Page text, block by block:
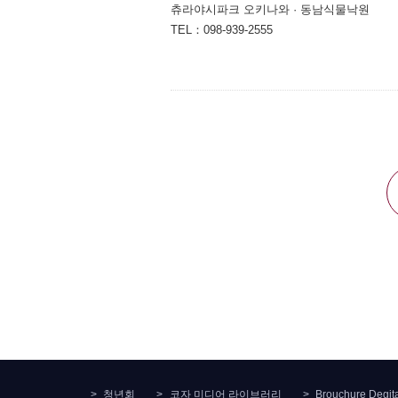
츄라야시파크 오키나와 · 동남식물낙원
TEL：098-939-2555
청년회 코자 미디어 라이브러리 Brouchure